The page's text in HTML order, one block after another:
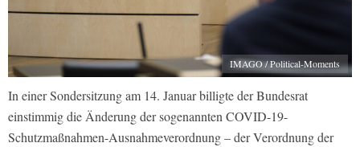
IMAGO / Political-Moments
In einer Sondersitzung am 14. Januar billigte der Bundesrat
einstimmig die Änderung der sogenannten COVID-19-
Schutzmaßnahmen-Ausnahmeverordnung – der Verordnung der